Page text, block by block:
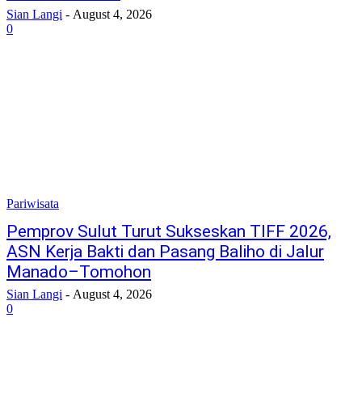
Sian Langi - August 4, 2026
0
Pariwisata
Pemprov Sulut Turut Sukseskan TIFF 2026,
ASN Kerja Bakti dan Pasang Baliho di Jalur
Manado–Tomohon
Sian Langi - August 4, 2026
0